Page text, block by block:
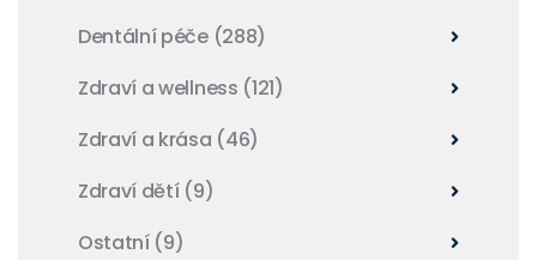
Dentální péče (288)
Zdraví a wellness (121)
Zdraví a krása (46)
Zdraví dětí (9)
Ostatní (9)